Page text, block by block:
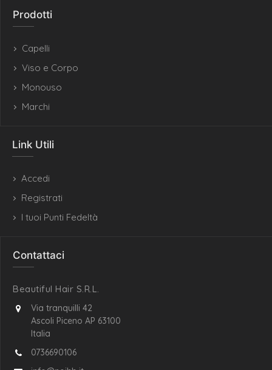
Prodotti
Capelli
Viso e Corpo
Monouso
Marchi
Link Utili
Accedi
Registrati
I tuoi Punti Fedeltà
Contattaci
Beautiful Hair S.R.L.
Via tranquilli 42
Ascoli Piceno AP 63100
Italia
0736690106